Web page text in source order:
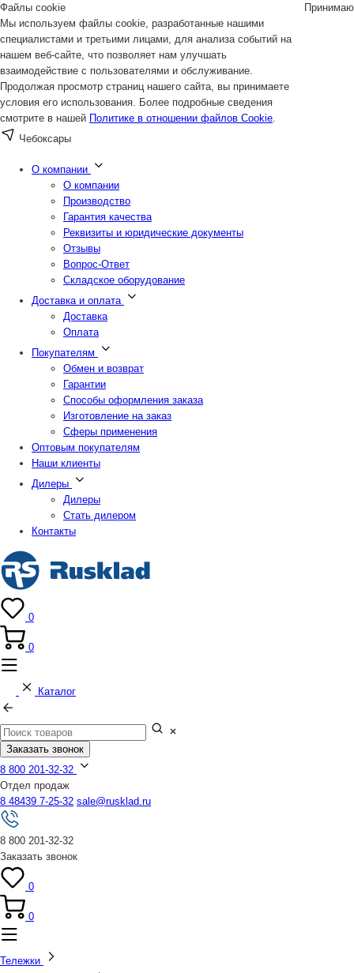
Файлы cookie
Мы используем файлы cookie, разработанные нашими
специалистами и третьими лицами, для анализа событий на
нашем веб-сайте, что позволяет нам улучшать
взаимодействие с пользователями и обслуживание.
Продолжая просмотр страниц нашего сайта, вы принимаете
условия его использования. Более подробные сведения
смотрите в нашей Политике в отношении файлов Cookie.
Принимаю
Чебоксары
О компании
О компании
Производство
Гарантия качества
Реквизиты и юридические документы
Отзывы
Вопрос-Ответ
Складское оборудование
Доставка и оплата
Доставка
Оплата
Покупателям
Обмен и возврат
Гарантии
Способы оформления заказа
Изготовление на заказ
Сферы применения
Оптовым покупателям
Наши клиенты
Дилеры
Дилеры
Стать дилером
Контакты
0
0
Каталог
Заказать звонок
8 800 201-32-32
Отдел продаж
8 48439 7-25-32 sale@rusklad.ru
8 800 201-32-32
Заказать звонок
0
0
Тележки